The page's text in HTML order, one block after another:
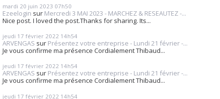
mardi 20 juin 2023 07h50
Ezeelogin sur Mercredi 3 MAI 2023 - MARCHEZ & RESEAUTEZ -...
Nice post. I loved the post.Thanks for sharing. Its...
jeudi 17 février 2022 14h54
ARVENGAS sur Présentez votre entreprise - Lundi 21 février -...
Je vous confirme ma présence Cordialement Thibaud...
jeudi 17 février 2022 14h54
ARVENGAS sur Présentez votre entreprise - Lundi 21 février -...
Je vous confirme ma présence Cordialement Thibaud...
jeudi 17 février 2022 14h54